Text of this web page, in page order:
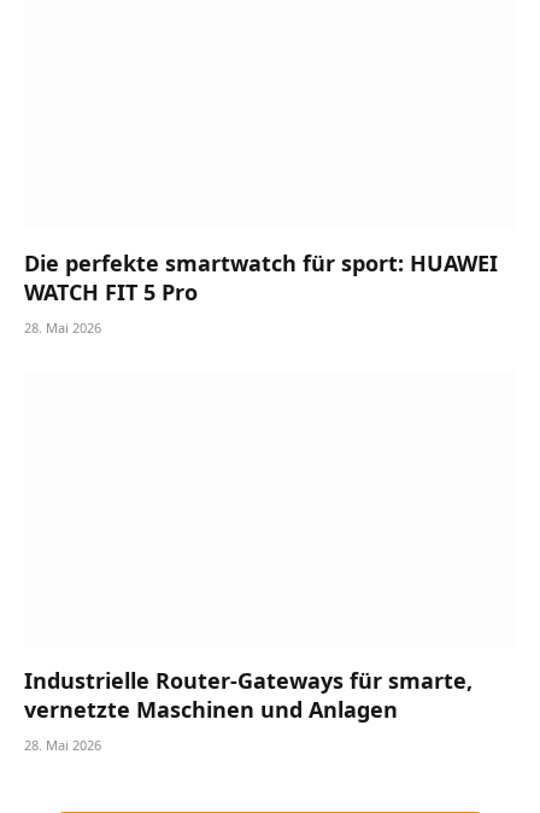
Die perfekte smartwatch für sport: HUAWEI
WATCH FIT 5 Pro
28. Mai 2026
Industrielle Router-Gateways für smarte,
vernetzte Maschinen und Anlagen
28. Mai 2026